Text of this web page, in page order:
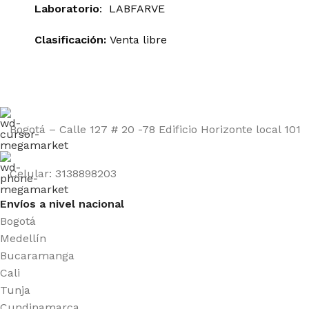
Laboratorio: LABFARVE
Clasificación: Venta libre
Bogotá – Calle 127 # 20 -78 Edificio Horizonte local 101
Celular: 3138898203
Envíos a nivel nacional
Bogotá
Medellín
Bucaramanga
Cali
Tunja